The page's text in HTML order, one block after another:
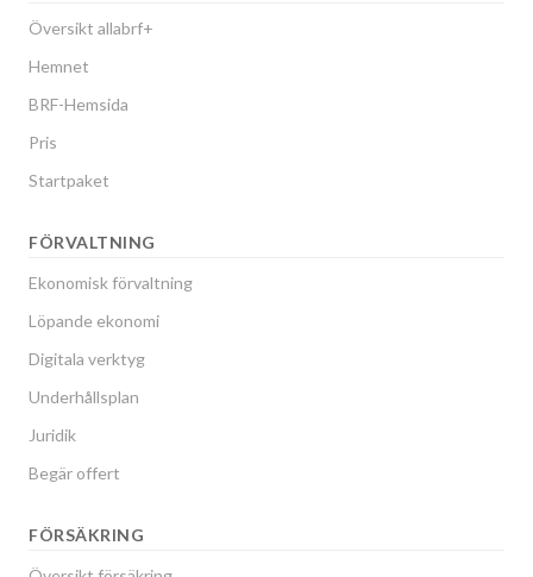
Översikt allabrf+
Hemnet
BRF-Hemsida
Pris
Startpaket
FÖRVALTNING
Ekonomisk förvaltning
Löpande ekonomi
Digitala verktyg
Underhållsplan
Juridik
Begär offert
FÖRSÄKRING